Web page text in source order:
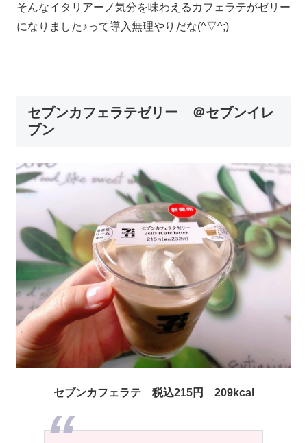
そんなイタリアーノ気分を味わえるカフェラテがゼリー
になりました♪って導入無理やりだな(^▽^;)
セブンカフェラテゼリー ＠セブンイレ
ブン
セブンカフェラテ 税込215円 209kcal